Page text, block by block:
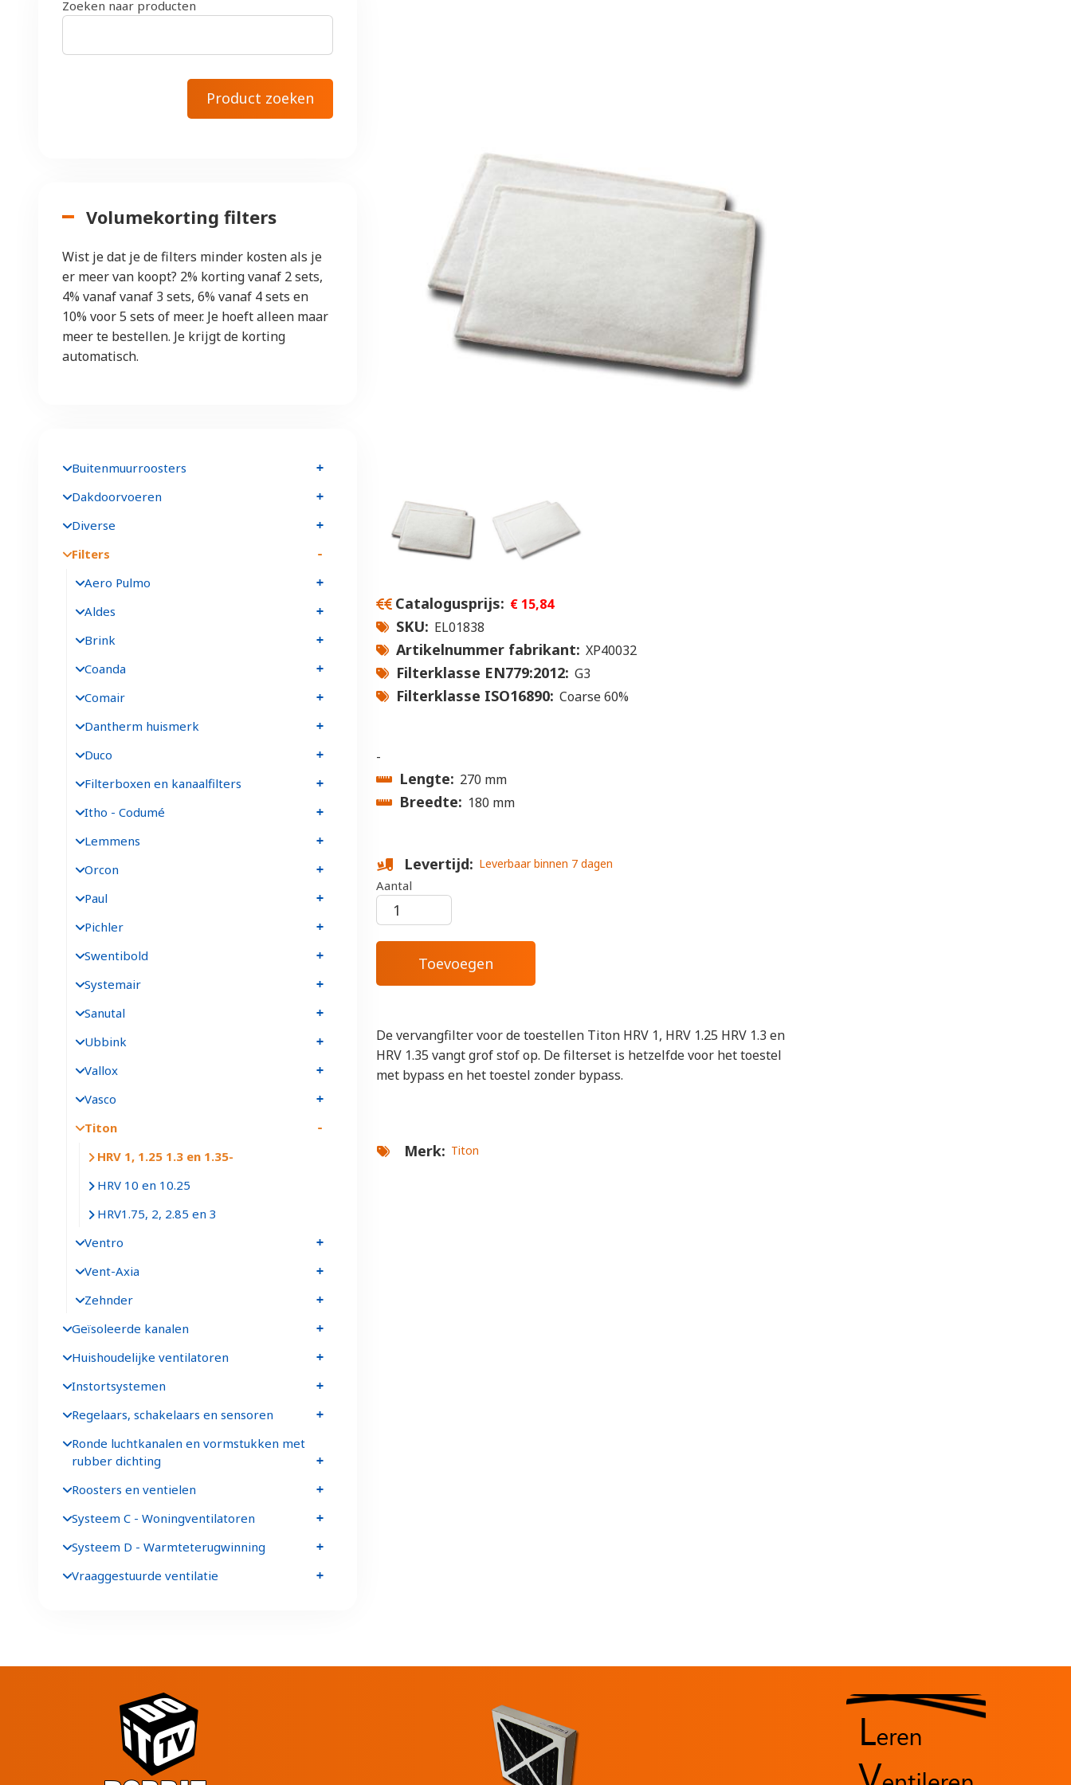
Catalogusprijs € 15,84
SKU EL01838
Artikelnummer fabrikant XP40032
Filterklasse EN779:2012 G3
Filterklasse ISO16890 Coarse 60%
-
Lengte 270 mm
Breedte 180 mm
Levertijd Leverbaar binnen 7 dagen
Aantal
De vervangfilter voor de toestellen Titon HRV 1, HRV 1.25 HRV 1.3 en
HRV 1.35 vangt grof stof op. De filterset is hetzelfde voor het toestel
met bypass en het toestel zonder bypass.
Merk Titon
Zoeken naar producten
Volumekorting filters
Wist je dat je de filters minder kosten als je
er meer van koopt? 2% korting vanaf 2 sets,
4% vanaf vanaf 3 sets, 6% vanaf 4 sets en
10% voor 5 sets of meer. Je hoeft alleen maar
meer te bestellen. Je krijgt de korting
automatisch.
Buitenmuurroosters
Dakdoorvoeren
Diverse
Filters
Aero Pulmo
Aldes
Brink
Coanda
Comair
Dantherm huismerk
Duco
Filterboxen en kanaalfilters
Itho - Codumé
Lemmens
Orcon
Paul
Pichler
Swentibold
Systemair
Sanutal
Ubbink
Vallox
Vasco
Titon
HRV 1, 1.25 1.3 en 1.35
HRV 10 en 10.25
HRV1.75, 2, 2.85 en 3
Ventro
Vent-Axia
Zehnder
Geïsoleerde kanalen
Huishoudelijke ventilatoren
Instortsystemen
Regelaars, schakelaars en sensoren
Ronde luchtkanalen en vormstukken met
rubber dichting
Roosters en ventielen
Systeem C - Woningventilatoren
Systeem D - Warmteterugwinning
Vraaggestuurde ventilatie